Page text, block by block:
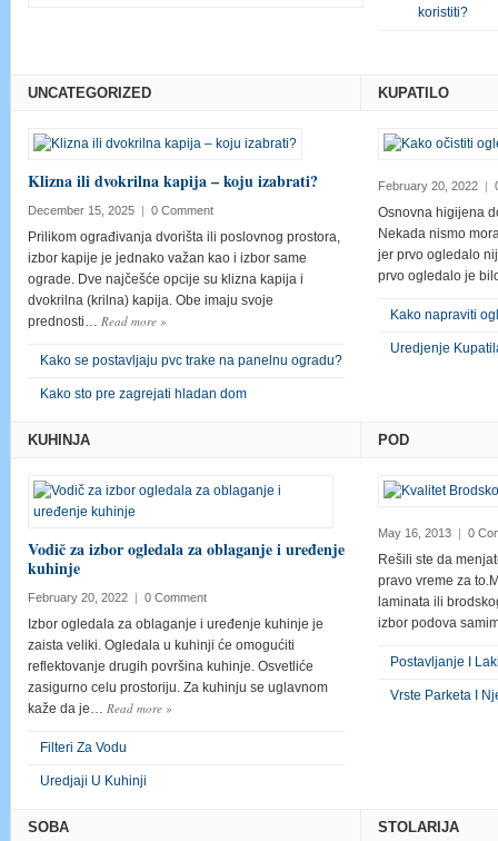
koristiti?
UNCATEGORIZED
Klizna ili dvokrilna kapija – koju izabrati?
December 15, 2025 | 0 Comment
Prilikom ograđivanja dvorišta ili poslovnog prostora,
izbor kapije je jednako važan kao i izbor same
ograde. Dve najčešće opcije su klizna kapija i
dvokrilna (krilna) kapija. Obe imaju svoje
prednosti… Read more »
Kako se postavljaju pvc trake na panelnu ogradu?
Kako sto pre zagrejati hladan dom
KUPATILO
February 20, 2022 |
Osnovna higijena
Nekada nismo
jer prvo ogledalo
prvo ogledalo je
Kako napraviti
Uredjenje
KUHINJA
Vodič za izbor ogledala za oblaganje i uređenje
kuhinje
February 20, 2022 | 0 Comment
Izbor ogledala za oblaganje i uređenje kuhinje je
zaista veliki. Ogledala u kuhinji će omogućiti
reflektovanje drugih površina kuhinje. Osvetliće
zasigurno celu prostoriju. Za kuhinju se uglavnom
kaže da je… Read more »
Filteri Za Vodu
Uredjaji U Kuhinji
POD
May 16, 2013 | 0
Rešili ste da
pravo vreme za
laminata ili
izbor podova
Postavljanje I
Vrste Parketa I
SOBA STOLARIJA